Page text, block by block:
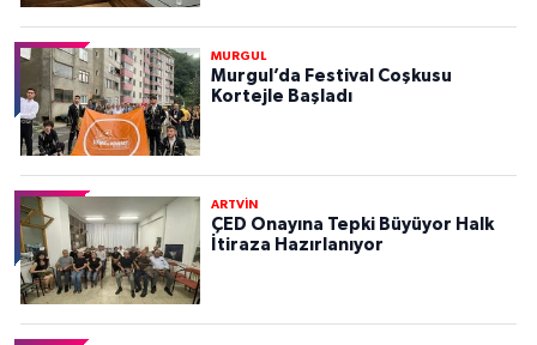
MURGUL
Murgul’da Festival Coşkusu
Kortejle Başladı
ARTVİN
ÇED Onayına Tepki Büyüyor Halk
İtiraza Hazırlanıyor